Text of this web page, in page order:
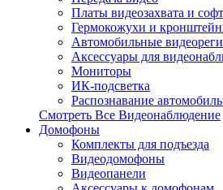
Платы видеозахвата и
Гермокожухи и
Автомобильные
Аксессуары для
Мониторы
ИК-подсветка
Распознавание
Смотреть Все Видеонаблюдение
Домофоны
Комплекты для подъезда
Видеодомофоны
Видеопанели